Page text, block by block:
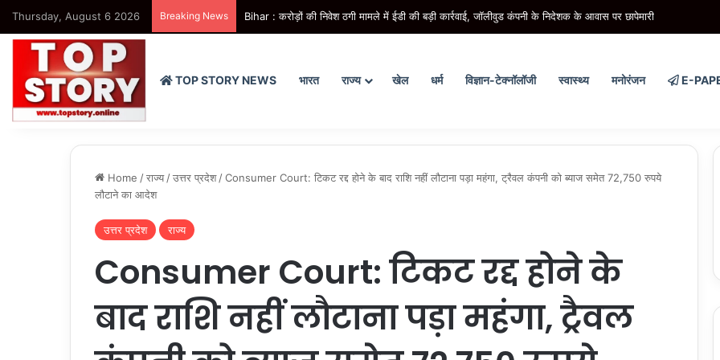
Thursday, August 6 2026 Breaking News Bihar : जमीन कारोबारी पर फायरिंग के बाद भागते बदमाशों को ग्रामीणों ने घेरा, मॉब लिंचिंग में एक की मौत
TOP STORY NEWS भारत राज्य खेल धर्म विज्ञान-टेक्नॉलॉजी स्वास्थ्य मनोरंजन E-
Home /राज्य /उत्तर प्रदेश /Consumer Court: टिकट रद्द होने के बाद राशि नहीं लौटाना पड़ा महंगा, ट्रैवल कंपनी को ब्याज समेत 72,750 रुपये
लौटाने का आदेश
उत्तर प्रदेश राज्य
Consumer Court: टिकट रद्द होने के
बाद राशि नहीं लौटाना पड़ा महंगा, ट्रैवल